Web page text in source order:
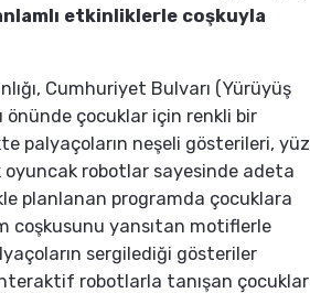
etkinliklerle coşkuyla
Cumhuriyet Bulvarı (Yürüyüş
önünde çocuklar için renkli bir
palyaçoların neşeli gösterileri, yüz
robotlar sayesinde adeta
planlanan programda çocuklara
coşkusunu yansıtan motiflerle
sergilediği gösteriler
robotlarla tanışan çocuklar